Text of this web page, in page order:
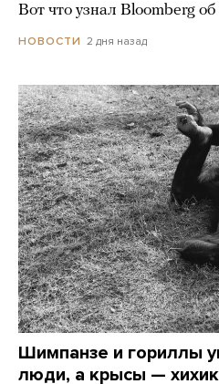
Вот что узнал Bloomberg
НОВОСТИ 2 дня назад
Шимпанзе и гориллы
люди, а крысы —